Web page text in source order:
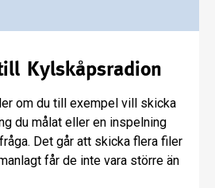
Kylskåpsradion
om du till exempel vill skicka
du målat eller en inspelning
Det går att skicka flera filer
får de inte vara större än